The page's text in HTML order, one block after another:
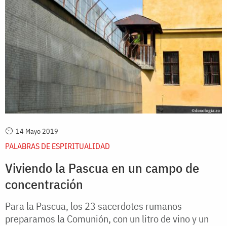
14 Mayo 2019
PALABRAS DE ESPIRITUALIDAD
Viviendo la Pascua en un campo de
concentración
Para la Pascua, los 23 sacerdotes rumanos
preparamos la Comunión, con un litro de vino y un